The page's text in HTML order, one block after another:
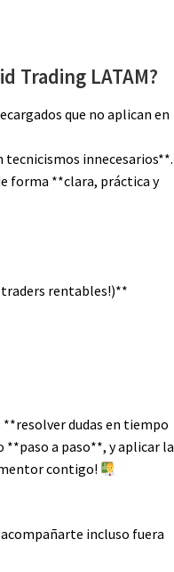
Trading LATAM?
que no aplican en
innecesarios**.
forma **clara, práctica y
rentables!)**
**resolver dudas en tiempo
**paso a paso**, y aplicar la
contigo!
incluso fuera